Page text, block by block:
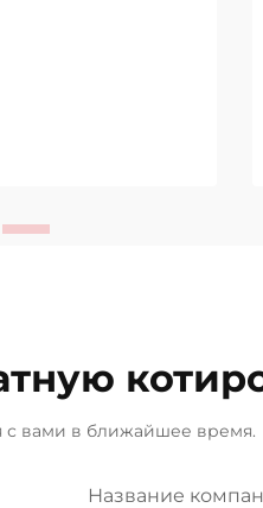
с вами в ближайшее время.
Название